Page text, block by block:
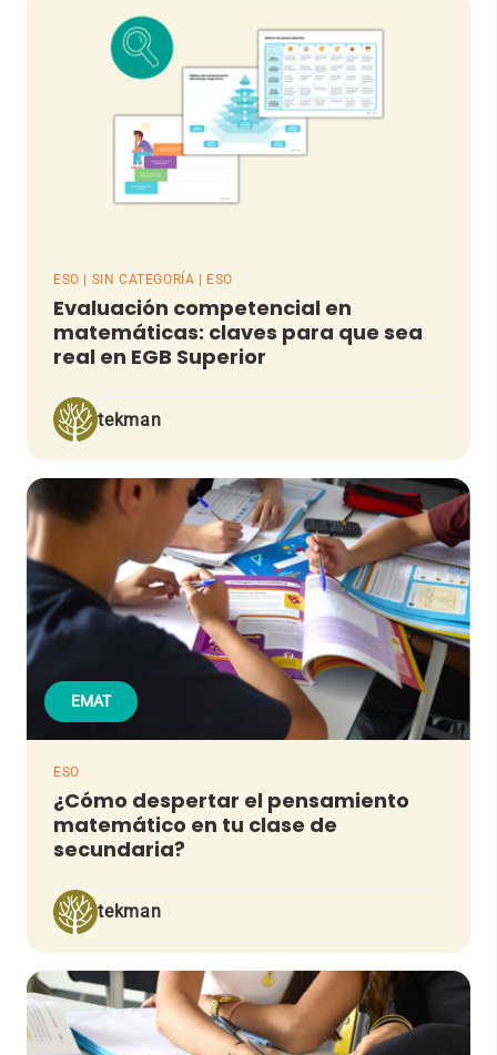
ESO | SIN CATEGORÍA | ESO
Evaluación competencial en
matemáticas: claves para que sea
real en EGB Superior
tekman
EMAT
ESO
¿Cómo despertar el pensamiento
matemático en tu clase de
secundaria?
tekman